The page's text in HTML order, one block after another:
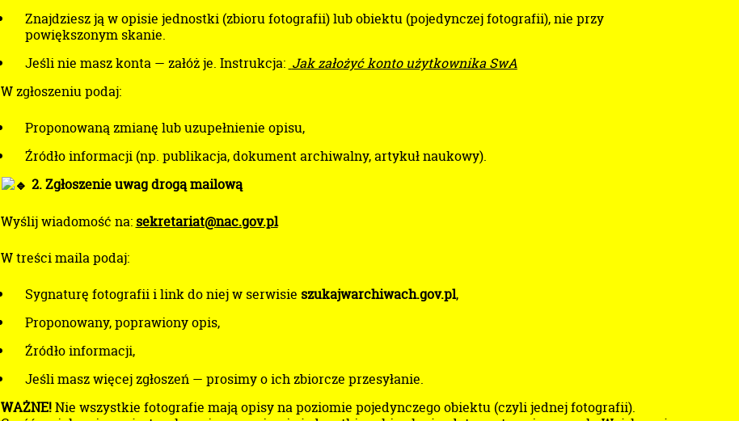
Znajdziesz ją w opisie jednostki (zbioru fotografii) lub obiektu (pojedynczej fotografii), nie przy
powiększonym skanie.
Jeśli nie masz konta — załóż je. Instrukcja: Jak założyć konto użytkownika SwA
W zgłoszeniu podaj:
Proponowaną zmianę lub uzupełnienie opisu,
Źródło informacji (np. publikacja, dokument archiwalny, artykuł naukowy).
2. Zgłoszenie uwag drogą mailową
Wyślij wiadomość na: sekretariat@nac.gov.pl
W treści maila podaj:
Sygnaturę fotografii i link do niej w serwisie szukajwarchiwach.gov.pl,
Proponowany, poprawiony opis,
Źródło informacji,
Jeśli masz więcej zgłoszeń — prosimy o ich zbiorcze przesyłanie.
WAŻNE!Nie wszystkie fotografie mają opisy na poziomie pojedynczego obiektu (czyli jednej fotografii).